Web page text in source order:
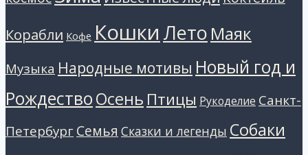
Корабли Кофе Кошки Лето Маяк
Музыка Народные мотивы Новый год и
РождествоОсень Птицы Рукоделие Санкт-
ПетербургСемья Сказки и легенды Собаки